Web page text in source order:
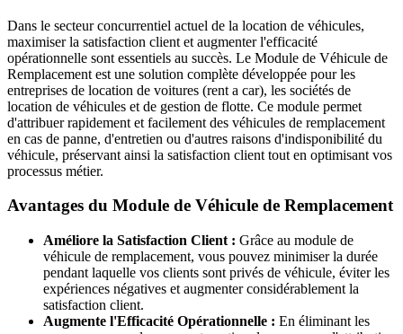
Dans le secteur concurrentiel actuel de la location de véhicules,
maximiser la satisfaction client et augmenter l'efficacité
opérationnelle sont essentiels au succès. Le Module de Véhicule de
Remplacement est une solution complète développée pour les
entreprises de location de voitures (rent a car), les sociétés de
location de véhicules et de gestion de flotte. Ce module permet
d'attribuer rapidement et facilement des véhicules de remplacement
en cas de panne, d'entretien ou d'autres raisons d'indisponibilité du
véhicule, préservant ainsi la satisfaction client tout en optimisant vos
processus métier.
Avantages du Module de Véhicule de Remplacement
Améliore la Satisfaction Client : Grâce au module de
véhicule de remplacement, vous pouvez minimiser la durée
pendant laquelle vos clients sont privés de véhicule, éviter les
expériences négatives et augmenter considérablement la
satisfaction client.
Augmente l'Efficacité Opérationnelle : En éliminant les